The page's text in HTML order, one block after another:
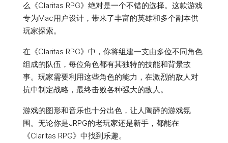
么《Claritas RPG》绝对是一个不错的选择。这款游戏
专为Mac用户设计，带来了丰富的英雄和多个副本供
玩家探索。
在《Claritas RPG》中，你将组建一支由多位不同角色
组成的队伍，每位角色都有其独特的技能和背景故
事。玩家需要利用这些角色的能力，在激烈的敌人对
抗中制定战略，最终击败各种强大的敌人。
游戏的图形和音乐也十分出色，让人陶醉的游戏氛
围。无论你是JRPG的老玩家还是新手，都能在
《Claritas RPG》中找到乐趣。